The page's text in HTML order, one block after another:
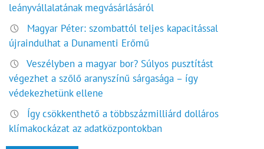
leányvállalatának megvásárlásáról
Magyar Péter: szombattól teljes kapacitással
újraindulhat a Dunamenti Erőmű
Veszélyben a magyar bor? Súlyos pusztítást
végezhet a szőlő aranyszínű sárgasága – így
védekezhetünk ellene
Így csökkenthető a többszázmilliárd dolláros
klímakockázat az adatközpontokban